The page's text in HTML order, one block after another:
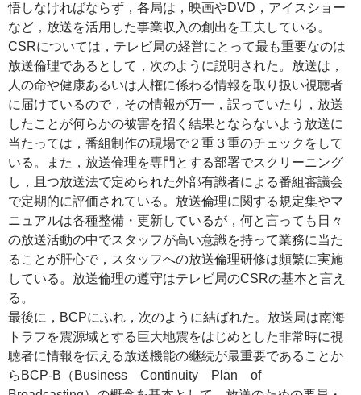
悟しなければならず，各局は，映画やDVD，アイスショー
など，放送を活用した事業収入の創出を工夫している。
CSRについては，テレビ局の経営にとって最も重要なのは
放送倫理であるとして，次のように説明された。放送は，
人の命や健康あるいは人権に係わる情報を取り扱い視聴者
に届けているので，その情報が万一，誤っていたり，放送
したことが何らかの被害を招く結果とならないよう放送に
当たっては，番組制作の現場で２重３重のチェックをして
いる。また，放送倫理を専門とする部署でスクリーニング
し，且つ放送法で定められた外部有識者による番組審議会
で定期的に評価されている。放送倫理に関する規定集やマ
ニュアルは各種整備・更新しているが，何と言っても日々
の放送活動の中でスタッフが高い意識を持って業務に当た
ることが肝心で，スタッフへの放送倫理研修は頻繁に実施
している。放送倫理の遵守はテレビ局のCSRの基本と言え
る。
最後に，BCPにふれ，次のように結ばれた。放送局は南海
トラフを震源域とする巨大地震をはじめとした非常時に視
聴者に情報を伝える放送機能の継続が最重要であることか
らBCP-B（Business Continuity Plan of